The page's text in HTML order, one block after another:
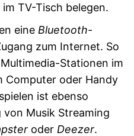
TV-Tisch belegen.
eine Bluetooth-
zum Internet. So
Stationen im
Computer oder Handy
ist ebenso
Musik Streaming
oder Deezer.